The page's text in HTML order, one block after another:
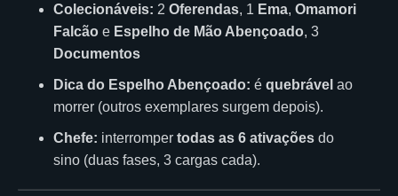
Colecionáveis: 2 Oferendas, 1 Ema, Omamori
Falcão e Espelho de Mão Abençoado, 3
Documentos
Dica do Espelho Abençoado: é quebrável ao
morrer (outros exemplares surgem depois).
Chefe: interromper todas as 6 ativações do
sino (duas fases, 3 cargas cada).